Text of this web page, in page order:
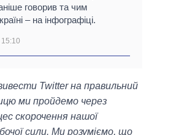
говорив та чим
– на інфографіці.
Twitter на правильний
ми пройдемо через
скорочення нашої
сили. Ми розуміємо, що